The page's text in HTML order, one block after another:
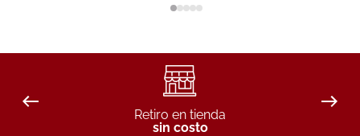
Retiro en tienda
sin costo